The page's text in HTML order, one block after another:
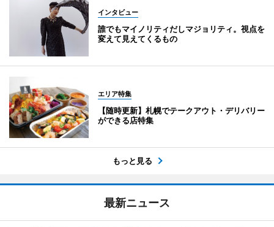
インタビュー
誰でもマイノリティだしマジョリティ。視点を
変えて見えてくるもの
エリア特集
【随時更新】札幌でテークアウト・デリバリー
ができる店特集
もっと見る
最新ニュース